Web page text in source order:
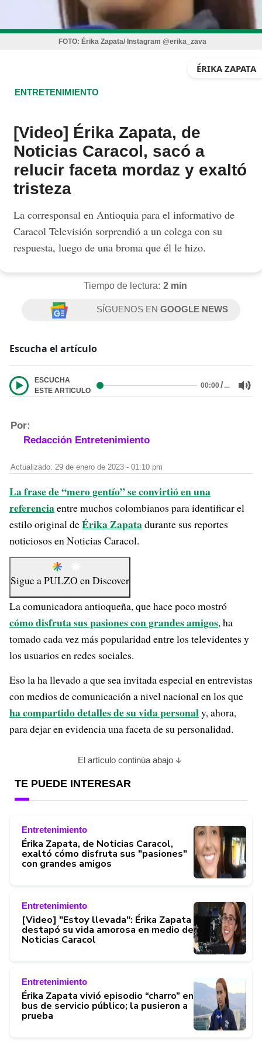
FOTO: Érika Zapata/ Instagram @erika_zava
ÉRIKA ZAPATA
ENTRETENIMIENTO
[Video] Érika Zapata, de
Noticias Caracol, sacó a
relucir faceta mordaz y exaltó
tristeza
La corresponsal en Antioquia para el informativo de
Caracol Televisión sorprendió a un colega con su
respuesta, luego de una broma que él le hizo.
Tiempo de lectura: 2 min
SÍGUENOS ENGOOGLE NEWS
Escucha el artículo
ESCUCHA
ESTE ARTICULO
00:00/…
Por:
Redacción Entretenimiento
Actualizado: 29 de enero de 2023 - 01:10 pm
La frase de “mero gentío” se convirtió en una
referenciaentre muchos colombianos para identificar el
estilo original deÉrika Zapatadurante sus reportes
noticiosos en Noticias Caracol.
Sigue aPULZO enDiscover
La comunicadora antioqueña, que hace poco mostró
cómo disfruta sus pasiones con grandes amigos, ha
tomado cada vez más popularidad entre los televidentes y
los usuarios en redes sociales.
Eso la ha llevado a que sea invitada especial en entrevistas
con medios de comunicación a nivel nacional en los que
ha compartido detalles de su vida personaly, ahora,
para dejar en evidencia una faceta de su personalidad.
El artículo continúa abajo
TE PUEDE INTERESAR
Entretenimiento
Érika Zapata, de Noticias Caracol,
exaltó cómo disfruta sus "pasiones"
con grandes amigos
Entretenimiento
[Video] "Estoy llevada": Érika Zapata
destapó su vida amorosa en medio de
Noticias Caracol
Entretenimiento
Érika Zapata vivió episodio “charro” en
bus de servicio público; la pusieron a
prueba